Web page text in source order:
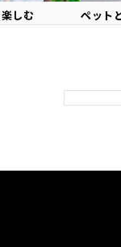
楽しむ ペット